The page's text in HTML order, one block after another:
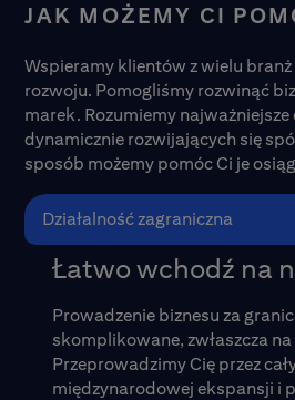
JAK MOŻEMY CI
Wspieramy klientów z wielu
rozwoju. Pomogliśmy rozwinąć
marek. Rozumiemy
dynamicznie rozwijających się
sposób możemy pomóc Ci je
Działalność zagraniczna
Łatwo wchodź na
Prowadzenie biznesu za
skomplikowane, zwłaszcza
Przeprowadzimy Cię przez
międzynarodowej ekspansji i